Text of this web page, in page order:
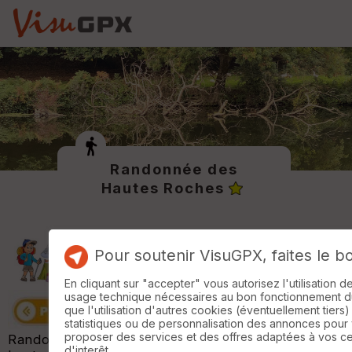
Randonnée des
Hautes Roches
Randonnée organisée par "Association foyer les
Pour soutenir VisuGPX, faites le
En cliquant sur "accepter" vous autorisez l'utilisation
usage technique nécessaires au bon fonctionnement
que l'utilisation d'autres cookies (éventuellement
statistiques ou de personnalisation des annonces pour
proposer des services et des offres adaptées à vos